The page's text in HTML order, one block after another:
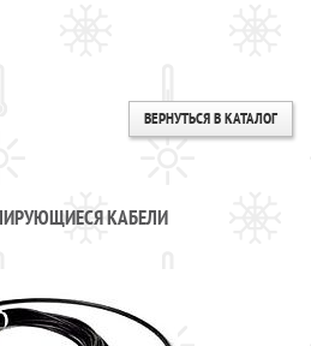
ВЕРНУТЬСЯ В КАТАЛОГ
КАБЕЛИ